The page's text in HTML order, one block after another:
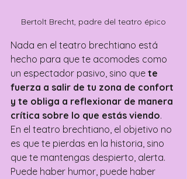
Bertolt Brecht, padre del teatro épico
Nada en el teatro brechtiano está
hecho para que te acomodes como
un espectador pasivo, sino que te
fuerza a salir de tu zona de confort
y te obliga a reflexionar de manera
crítica sobre lo que estás viendo.
En el teatro brechtiano, el objetivo no
es que te pierdas en la historia, sino
que te mantengas despierto, alerta.
Puede haber humor, puede haber